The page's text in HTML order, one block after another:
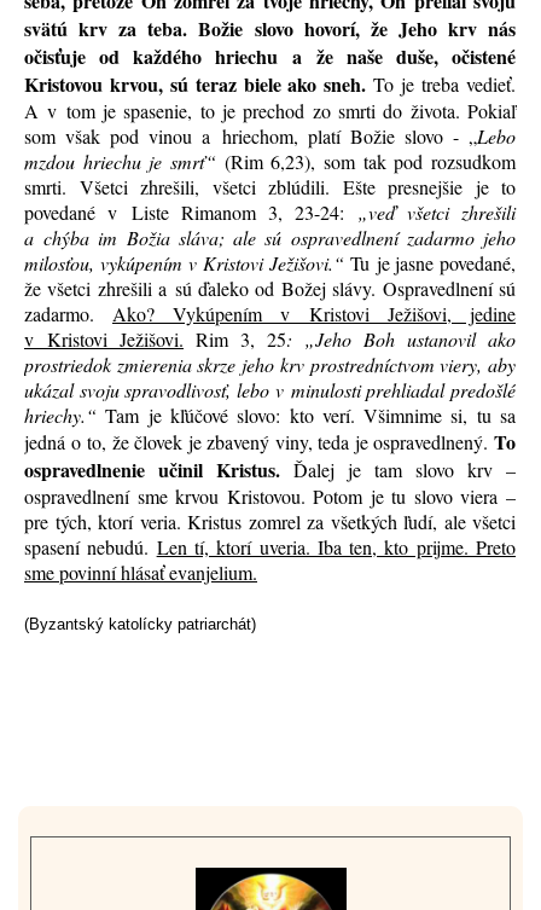
svätú krv za teba. Božie slovo hovorí, že Jeho krv nás
očisťuje od každého hriechu a že naše duše, očistené
Kristovou krvou, sú teraz biele ako sneh. To je treba vedieť.
A v tom je spasenie, to je prechod zo smrti do života. Pokiaľ
som však pod vinou a hriechom, platí Božie slovo - „Lebo
mzdou hriechu je smrť“ (Rim 6,23), som tak pod rozsudkom
smrti. Všetci zhrešili, všetci zblúdili. Ešte presnejšie je to
povedané v Liste Rimanom 3, 23-24: „veď všetci zhrešili
a chýba im Božia sláva; ale sú ospravedlnení zadarmo jeho
milosťou, vykúpením v Kristovi Ježišovi.“ Tu je jasne povedané,
že všetci zhrešili a sú ďaleko od Božej slávy. Ospravedlnení sú
zadarmo. Ako? Vykúpením v Kristovi Ježišovi, jedine
v Kristovi Ježišovi. Rim 3, 25: „Jeho Boh ustanovil ako
prostriedok zmierenia skrze jeho krv prostredníctvom viery, aby
ukázal svoju spravodlivosť, lebo v minulosti prehliadal predošlé
hriechy.“Tam je kľúčové slovo: kto verí. Všimnime si, tu sa
jedná o to, že človek je zbavený viny, teda je ospravedlnený. To
ospravedlnenie učinil Kristus. Ďalej je tam slovo krv –
ospravedlnení sme krvou Kristovou. Potom je tu slovo viera –
pre tých, ktorí veria. Kristus zomrel za všetkých ľudí, ale všetci
spasení nebudú. Len tí, ktorí uveria. Iba ten, kto prijme. Preto
sme povinní hlásať evanjelium.
(Byzantský katolícky patriarchát)